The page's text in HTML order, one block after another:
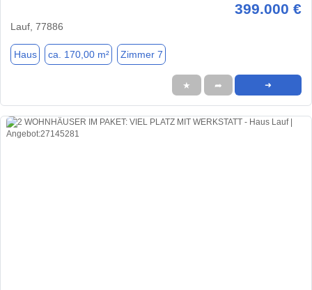
399.000 €
Lauf, 77886
Haus ca. 170,00 m² Zimmer 7
★ ➦ ➜